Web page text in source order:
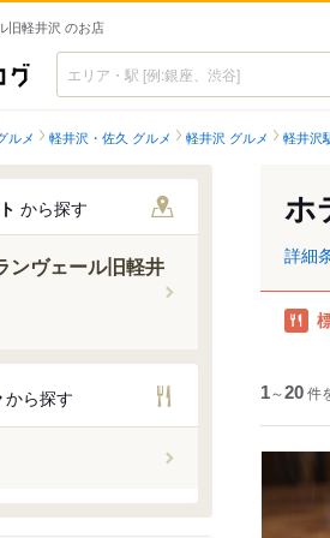
旧軽井沢 のお店
食べログ
ルメ 軽井沢・佐久 グルメ 軽井沢 グルメ 軽井沢
から探す
ンヴェール旧軽井
から探す
ホ
詳細
1～20件